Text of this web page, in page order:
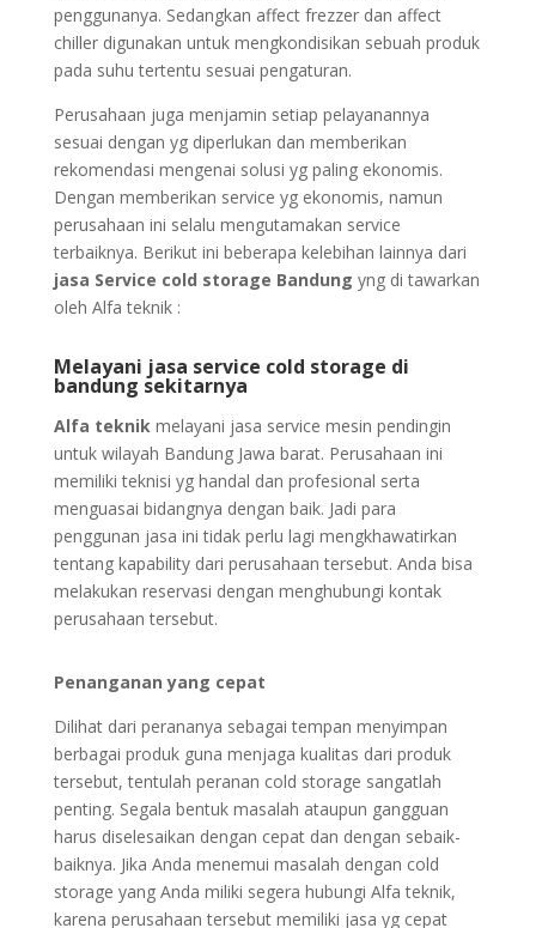
penggunanya. Sedangkan affect frezzer dan affect
chiller digunakan untuk mengkondisikan sebuah produk
pada suhu tertentu sesuai pengaturan.
Perusahaan juga menjamin setiap pelayanannya
sesuai dengan yg diperlukan dan memberikan
rekomendasi mengenai solusi yg paling ekonomis.
Dengan memberikan service yg ekonomis, namun
perusahaan ini selalu mengutamakan service
terbaiknya. Berikut ini beberapa kelebihan lainnya dari
jasa Service cold storage Bandung yng di tawarkan
oleh Alfa teknik :
Melayani jasa service cold storage di
bandung sekitarnya
Alfa teknikmelayani jasa service mesin pendingin
untuk wilayah Bandung Jawa barat. Perusahaan ini
memiliki teknisi yg handal dan profesional serta
menguasai bidangnya dengan baik. Jadi para
penggunan jasa ini tidak perlu lagi mengkhawatirkan
tentang kapability dari perusahaan tersebut. Anda bisa
melakukan reservasi dengan menghubungi kontak
perusahaan tersebut.
Penanganan yang cepat
Dilihat dari perananya sebagai tempan menyimpan
berbagai produk guna menjaga kualitas dari produk
tersebut, tentulah peranan cold storage sangatlah
penting. Segala bentuk masalah ataupun gangguan
harus diselesaikan dengan cepat dan dengan sebaik-
baiknya. Jika Anda menemui masalah dengan cold
storage yang Anda miliki segera hubungi Alfa teknik,
karena perusahaan tersebut memiliki jasa yg cepat